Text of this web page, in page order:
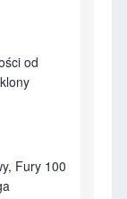
od
Fury 100